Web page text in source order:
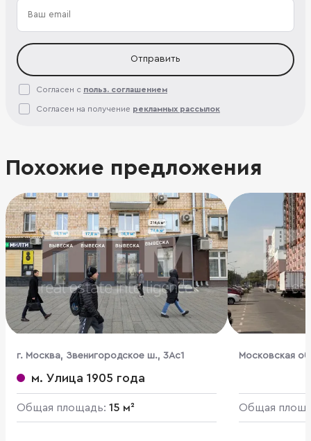
Отправить
Согласен с польз. соглашением
Согласен на получение рекламных рассылок
Похожие предложения
г. Москва, Звенигородское ш., 3Ас1
м. Улица 1905 года
Общая площадь: 15 м²
Московская
Общая